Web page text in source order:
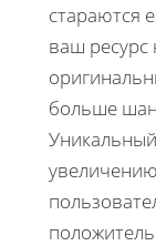
стараются
ваш
больше